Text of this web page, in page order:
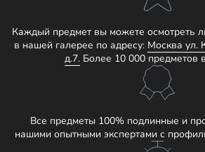
Каждый предмет вы можете осмотреть
в нашей галерее по адресу: Москва ул.
д.7.Более 10 000 предметов
Все предметы 100% подлинные и
нашими опытными экспертами с